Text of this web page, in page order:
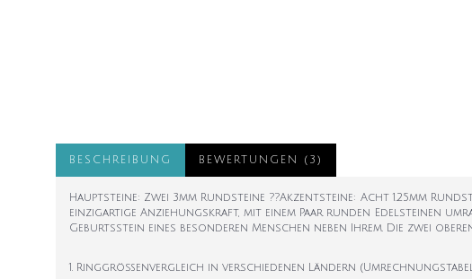
BESCHREIBUNG BEWERTUNGEN (3)
Hauptsteine: Zwei 3mm Rundsteine ??Akzentsteine: Acht 1.25mm
einzigartige Anziehungskraft, mit einem Paar runden Edelsteinen
Geburtsstein eines besonderen Menschen neben Ihrem. Die zwei
1. Ringgrößenvergleich in verschiedenen Ländern